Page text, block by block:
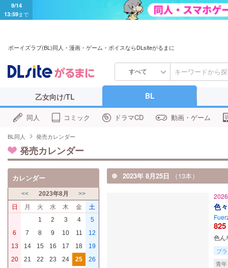
9/14
13:59まで
ボーイズラブ(BL)同人・漫画・ゲーム・ボイスならDLsiteがるまに
すべて
乙女向け/TL BL
同人 コミック ドラマCD 動画・ゲーム
BL同人 発売カレンダー
発売カレンダー
2023年 8月25日 （13本）
色
825
色ん
ブ
青年
カレンダー
<< 2023年8月 >>
日 月 火 水 木 金 土
1 2 3 4
5
6
7 8 9 10 11
12
13
14 15 16 17 18
19
20
21 22 23 24 25
26